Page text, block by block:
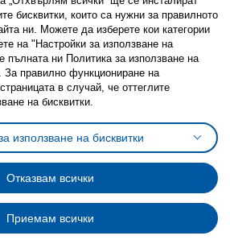
PinterestInstagram
на бисквитки (Cookies)
за използване на бисквитки
ikea.bgОбща политика за личните данни
на личните данни на ikea.bg
на програма IKEA Family
лични данни на програма IKEA Family
Systems B.V. 1999 - 2025
бисквитки, които са нужни за правилното
ни. Можете да изберете кои категории
на "Настройки за използване на
пълната ни Политика за използване на
За правилно функциониране на
в случай, че оттеглите
на бисквитки.
използване на бисквитки
Отказвам всички
Приемам всички